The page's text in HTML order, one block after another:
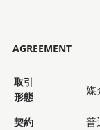
AGREEMENT
取引
形態
媒
契約
普